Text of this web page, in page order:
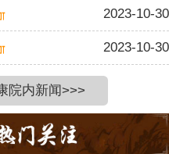
2023-10-30
2023-10-30
院内新闻>>>